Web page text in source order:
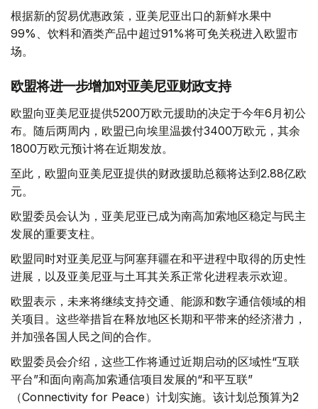
根据新的贸易优惠政策，亚美尼亚出口的新鲜水果中
99%、饮料和酒类产品中超过91%将可免关税进入欧盟市
场。
欧盟将进一步增加对亚美尼亚财政支持
欧盟向亚美尼亚提供5200万欧元援助的决定于今年6月初公
布。随后两周内，欧盟已向埃里温拨付3400万欧元，其余
1800万欧元预计将在近期发放。
至此，欧盟向亚美尼亚提供的财政援助总额将达到2.88亿欧
元。
欧盟委员会认为，亚美尼亚已成为南高加索地区稳定与民主
发展的重要支柱。
欧盟同时对亚美尼亚与阿塞拜疆在和平进程中取得的历史性
进展，以及亚美尼亚与土耳其关系正常化进程表示欢迎。
欧盟表示，未来将继续支持交通、能源和数字通信领域的相
关项目。这些举措旨在释放地区长期和平带来的经济潜力，
并加强各国人民之间的合作。
欧盟委员会介绍，这些工作将通过近期启动的区域性“互联
平台”和面向南高加索通信项目发展的“和平互联”
（Connectivity for Peace）计划实施。该计划总预算为2